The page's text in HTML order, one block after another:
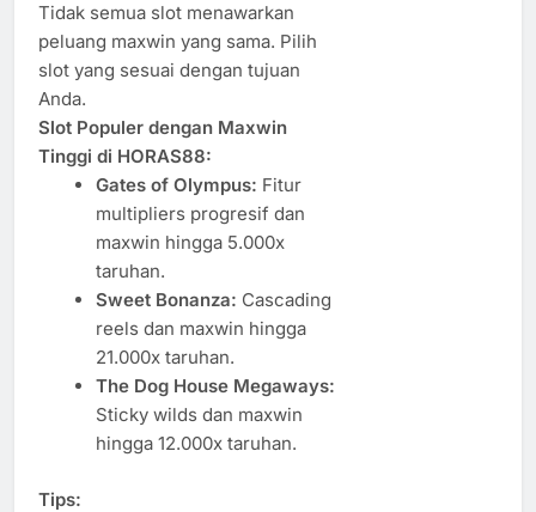
Tidak semua slot menawarkan
peluang maxwin yang sama. Pilih
slot yang sesuai dengan tujuan
Anda.
Slot Populer dengan Maxwin
Tinggi di HORAS88:
Gates of Olympus: Fitur
multipliers progresif dan
maxwin hingga 5.000x
taruhan.
Sweet Bonanza: Cascading
reels dan maxwin hingga
21.000x taruhan.
The Dog House Megaways:
Sticky wilds dan maxwin
hingga 12.000x taruhan.
Tips: